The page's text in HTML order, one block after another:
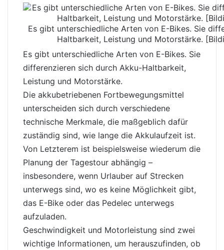
Es gibt unterschiedliche Arten von E-Bikes. Sie
Haltbarkeit, Leistung und Motorstärke.
Es gibt unterschiedliche Arten von E-Bikes. Sie
differenzieren sich durch Akku-Haltbarkeit,
Leistung und Motorstärke.
Die akkubetriebenen Fortbewegungsmittel
unterscheiden sich durch verschiedene
technische Merkmale, die maßgeblich dafür
zuständig sind, wie lange die Akkulaufzeit ist.
Von Letzterem ist beispielsweise wiederum die
Planung der Tagestour abhängig –
insbesondere, wenn Urlauber auf Strecken
unterwegs sind, wo es keine Möglichkeit gibt,
das E-Bike oder das Pedelec unterwegs
aufzuladen.
Geschwindigkeit und Motorleistung sind zwei
wichtige Informationen, um herauszufinden, ob